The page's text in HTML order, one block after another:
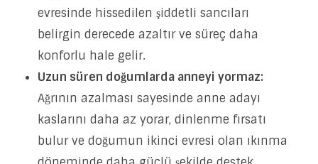
evresinde hissedilen şiddetli sancıları
belirgin derecede azaltır ve süreç daha
konforlu hale gelir.
Uzun süren doğumlarda anneyi yormaz:
Ağrının azalması sayesinde anne adayı
kaslarını daha az yorar, dinlenme fırsatı
bulur ve doğumun ikinci evresi olan ıkınma